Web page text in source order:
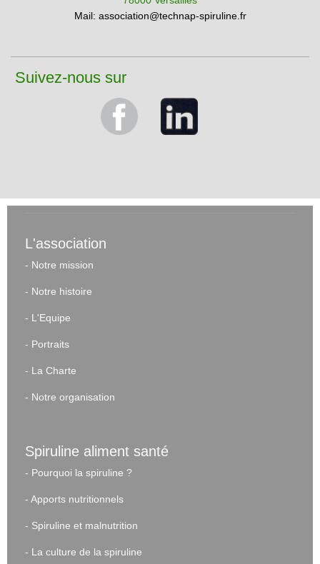
Mail: association@technap-spiruline.fr
Suivez-nous sur
L'association
- Notre mission
- Notre histoire
- L'Equipe
- Portraits
- La Charte
- Notre organisation
Spiruline aliment santé
- Pourquoi la spiruline ?
- Apports nutritionnels
- Spiruline et malnutrition
- La culture de la spiruline